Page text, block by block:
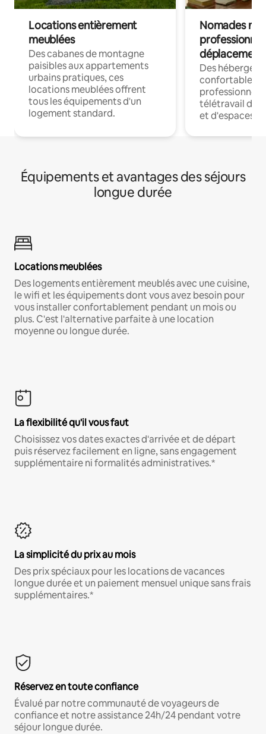
Locations entièrement
meublées
Des cabanes de montagne
paisibles aux appartements
urbains pratiques, ces
locations meublées offrent
tous les équipements d'un
logement standard.
Nomades
déplacement
Des
confortables
professionnels
télétravail
et d'espaces
Équipements et avantages des séjours
longue durée
Locations meublées
Des logements entièrement meublés avec une cuisine,
le wifi et les équipements dont vous avez besoin pour
vous installer confortablement pendant un mois ou
plus. C'est l'alternative parfaite à une location
moyenne ou longue durée.
La flexibilité qu'il vous faut
Choisissez vos dates exactes d'arrivée et de départ
puis réservez facilement en ligne, sans engagement
supplémentaire ni formalités administratives.*
La simplicité du prix au mois
Des prix spéciaux pour les locations de vacances
longue durée et un paiement mensuel unique sans frais
supplémentaires.*
Réservez en toute confiance
Évalué par notre communauté de voyageurs de
confiance et notre assistance 24h/24 pendant votre
séjour longue durée.